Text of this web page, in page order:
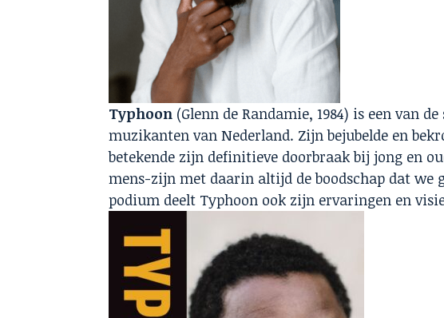
Typhoon (Glenn de Randamie, 1984) is een van
muzikanten van Nederland. Zijn bejubelde en
betekende zijn definitieve doorbraak bij jong en
mens-zijn met daarin altijd de boodschap dat we
podium deelt Typhoon ook zijn ervaringen en